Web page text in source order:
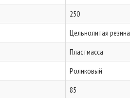
250
Цельнолитая резина
Пластмасса
Роликовый
85